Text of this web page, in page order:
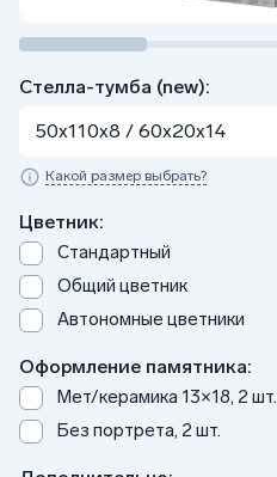
Стелла-тумба (new):
50x110x8 / 60x20x14
Какой размер выбрать?
Цветник:
Стандартный
Общий цветник
Автономные цветники
Оформление памятника:
Мет/керамика 13×18, 2 шт.
Без портрета, 2 шт.